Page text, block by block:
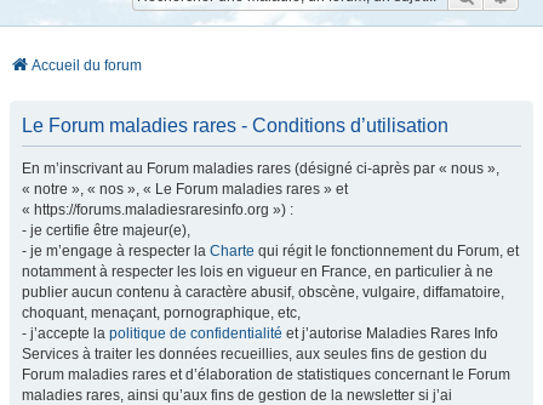
Accueil du forum
Le Forum maladies rares - Conditions d’utilisation
En m’inscrivant au Forum maladies rares (désigné ci-après par « nous »,
« notre », « nos », « Le Forum maladies rares » et
« https://forums.maladiesraresinfo.org ») :
- je certifie être majeur(e),
- je m’engage à respecter la Charte qui régit le fonctionnement du Forum, et
notamment à respecter les lois en vigueur en France, en particulier à ne
publier aucun contenu à caractère abusif, obscène, vulgaire, diffamatoire,
choquant, menaçant, pornographique, etc,
- j’accepte la politique de confidentialité et j’autorise Maladies Rares Info
Services à traiter les données recueillies, aux seules fins de gestion du
Forum maladies rares et d’élaboration de statistiques concernant le Forum
maladies rares, ainsi qu’aux fins de gestion de la newsletter si j’ai